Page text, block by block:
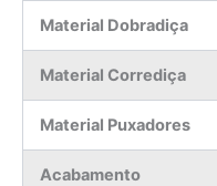
Material Dobradiça
Material Corrediça
Material Puxadores
Acabamento